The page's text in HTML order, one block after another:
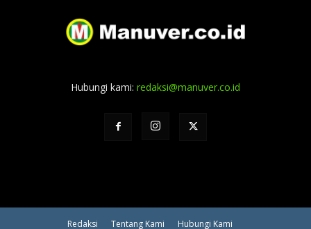
Hubungi kami: redaksi@manuver.co.id
Redaksi Tentang Kami Hubungi Kami